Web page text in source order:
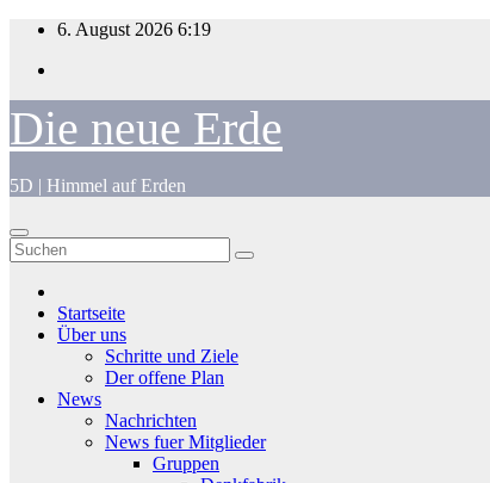
Zum
springen
6. August 2026 6:19
Die neue Erde
5D | Himmel auf Erden
Startseite
Über uns
Schritte und Ziele
Der offene Plan
News
Nachrichten
News fuer Mitglieder
Gruppen